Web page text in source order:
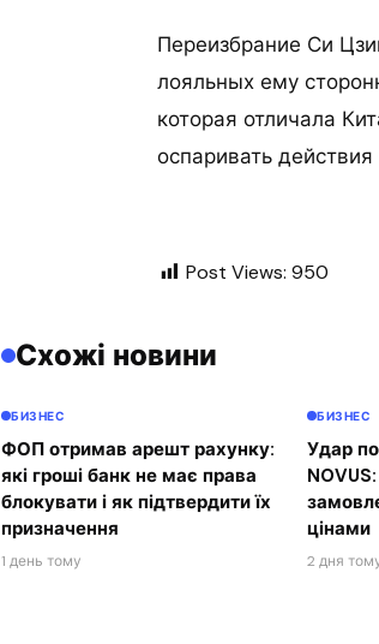
Переизбрание Си
лояльных ему
которая отличала
оспаривать
Post Views: 950
Схожі новини
БИЗНЕС
ФОП отримав арешт рахунку:
які гроші банк не має права
блокувати і як підтвердити їх
призначення
1 день тому
БИЗНЕС
Удар
цінами
2 дня